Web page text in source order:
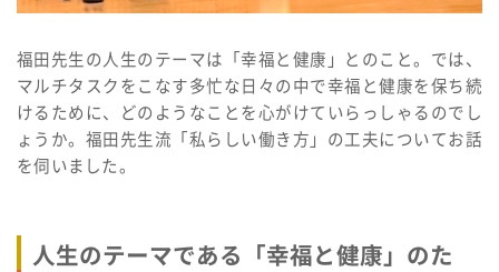
福田先生の人生のテーマは「幸福と健康」とのこと。では、
マルチタスクをこなす多忙な日々の中で幸福と健康を保ち続
けるために、どのようなことを心がけていらっしゃるのでし
ょうか。福田先生流「私らしい働き方」の工夫についてお話
を伺いました。
人生のテーマである「幸福と健康」のた